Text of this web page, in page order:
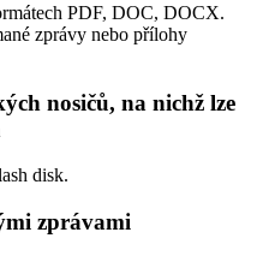
PDF, DOC, DOCX.
zprávy nebo přílohy
nosičů, na nichž lze
disk.
zprávami